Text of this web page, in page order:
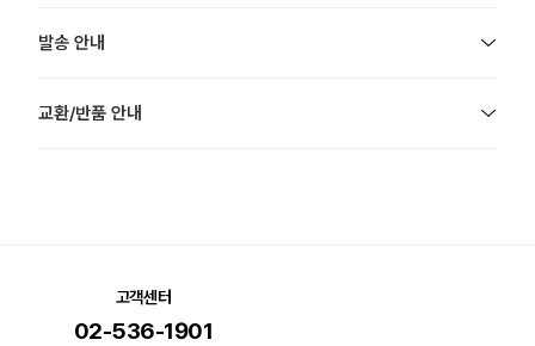
발송 안내
교환/반품 안내
고객센터
02-536-1901